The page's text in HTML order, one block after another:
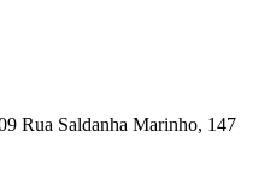
Rua Saldanha Marinho, 147